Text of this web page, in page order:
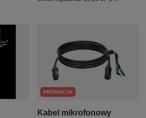
PROMOCJA
Kabel mikrofonowy